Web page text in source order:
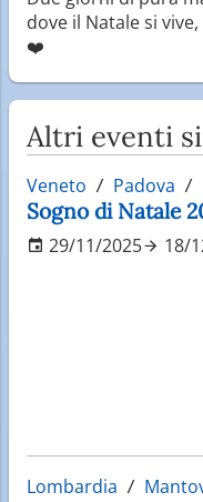
dove il Natale si
❤️
Altri eventi
Veneto Padova
Sogno di Natale
29/11/2025 18/
Lombardia